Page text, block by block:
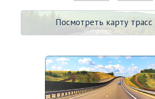
Посмотреть карту трасс